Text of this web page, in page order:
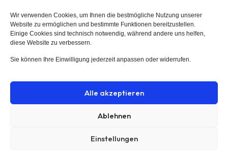
Wir verwenden Cookies, um Ihnen die bestmögliche Nutzung unserer
Website zu ermöglichen und bestimmte Funktionen bereitzustellen.
Einige Cookies sind technisch notwendig, während andere uns helfen,
diese Website zu verbessern.
Sie können Ihre Einwilligung jederzeit anpassen oder widerrufen.
Alle akzeptieren
Ablehnen
Einstellungen
Kunden Support
Kontakt
© 2026 Sonar GmbH. Alle